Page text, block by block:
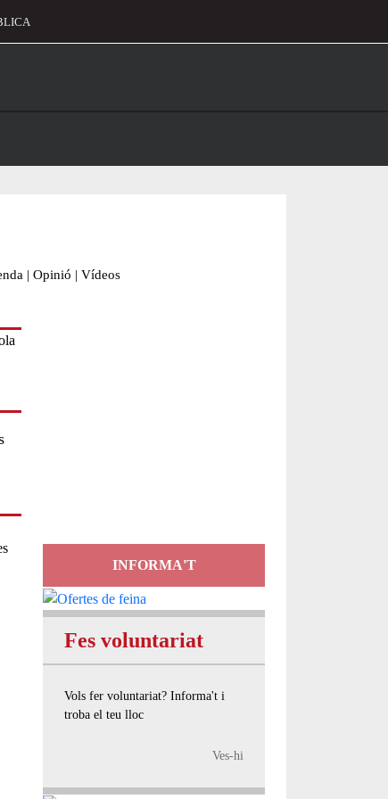
| Opinió | Vídeos
INFORMA'T
Fes voluntariat
Vols fer voluntariat? Informa't i
troba el teu lloc
Ves-hi